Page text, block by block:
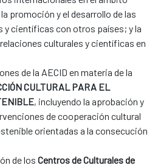
promoción y el desarrollo de las
y científicas con otros países; y la
culturales y científicas en
de la AECID en materia de la
CULTURAL PARA EL
, incluyendo la aprobación y
de cooperación cultural
orientadas a la consecución
de los Centros de Culturales de